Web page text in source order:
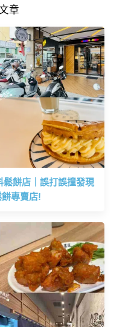
章
鬆餅店｜誤打誤撞發現
專賣店!